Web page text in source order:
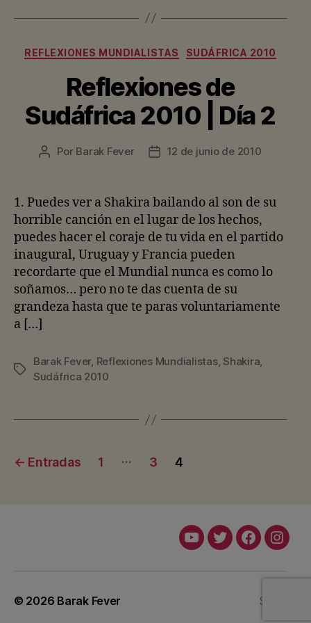
Categorías
REFLEXIONES MUNDIALISTAS SUDÁFRICA 2010
Reflexiones de
Sudáfrica 2010 | Día 2
Autor
entrada
Por Barak Fever
Fecha
entrada
12 de junio de 2010
1. Puedes ver a Shakira bailando al son de su
horrible canción en el lugar de los hechos,
puedes hacer el coraje de tu vida en el partido
inaugural, Uruguay y Francia pueden
recordarte que el Mundial nunca es como lo
soñamos… pero no te das cuenta de su
grandeza hasta que te paras voluntariamente
a […]
Etiquetas
Barak Fever, Reflexiones Mundialistas,Shakira,
Sudáfrica 2010
Paginación
← Entradas 1 … 3 4
YoutubeTwitterFacebook
© 2026 Barak Fever Subir